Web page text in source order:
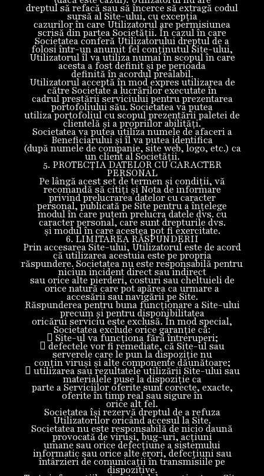
dreptul să refacă sau să încerce să extragă codul
sursă al Site-ului, cu excepția
cazurilor în care Utilizatorul are permisiunea
scrisă din partea Societății. În cazul în care
Societatea conferă Utilizatorului dreptul de a
folosi într-un anumit fel conținutul Site-ului,
Utilizatorul îl va utiliza numai în scopul în care
acesta a fost definit și pe perioada
definită în acordul prealabil.
Utilizatorul acceptă în mod expres utilizarea de
către Societate a lucrărilor executate în
cadrul prestării serviciului pentru prezentarea
portofoliului său. Societatea va putea
utiliza portofoliul cu scopul prezentării paletei de
clientelă și a propriilor abilități.
Societatea va putea utiliza numele de afaceri a
Beneficiarului și îl va putea identifica
(după numele de companie, site web, logo, etc.) ca
un client al Societății.
5. PROTECȚIA DATELOR CU CARACTER
PERSONAL
Pe lângă acest set de termen și condiții, vă
recomandă să citiți și Nota de informare
privind prelucrarea datelor cu caracter
personal, publicată pe Site pentru a înțelege
modul în care putem prelucra datele dvs. cu
caracter personal, care sunt drepturile dvs.
și modul în care acestea pot fi exercitate.
6. LIMITAREA RĂSPUNDERII
Prin accesarea Site-ului, Utilizatorul este de acord
că utilizarea acestuia este pe propria
răspundere. Societatea nu este responsabilă pentru
niciun incident direct sau indirect
sau orice alte pierderi, costuri sau cheltuieli de
orice natură care pot apărea ca urmare a
accesării sau navigării pe Site.
Răspunderea pentru buna funcționare a Site-ului
precum și pentru disponibilitatea
oricărui serviciu este exclusă. În mod special,
Societatea exclude orice garanție că:
 Site-ul va funcționa fără întreruperi;
 defectele vor fi remediate, că Site-ul sau
serverele care le pun la dispoziție nu
conțin viruși și alte componente dăunătoare;
 utilizarea sau rezultatele utilizării Site-ului sau
materialele puse la dispoziție ca
parte a Serviciilor oferite sunt corecte, exacte,
oferite în timp real sau sigure în
orice alt fel.
Societatea își rezervă dreptul de a refuza
Utilizatorilor oricând accesul la Site.
Societatea nu este responsabilă de nicio daună
provocată de viruși, bug-uri, acțiuni
umane sau orice defecțiune a sistemului
informatic sau orice alte erori, defecțiuni sau
întârzieri de comunicații în transmisiile pe
dispozitive.